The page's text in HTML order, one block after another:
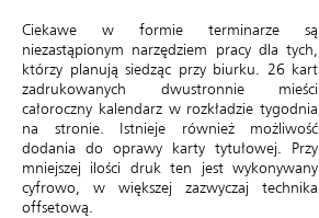
Ciekawe w formie terminarze są
niezastąpionym narzędziem pracy dla tych,
którzy planują siedząc przy biurku. 26 kart
zadrukowanych dwustronnie mieści
całoroczny kalendarz w rozkładzie tygodnia
na stronie. Istnieje również możliwość
dodania do oprawy karty tytułowej. Przy
mniejszej ilości druk ten jest wykonywany
cyfrowo, w większej zazwyczaj technika
offsetową.